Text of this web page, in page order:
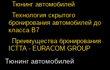
Тюнинг автомобилей
Технология скрытого
бронирования автомобилей до
класса В7
Преимущества бронирования
ICTTA - EURACOM GROUP
Тюнинг автомобилей